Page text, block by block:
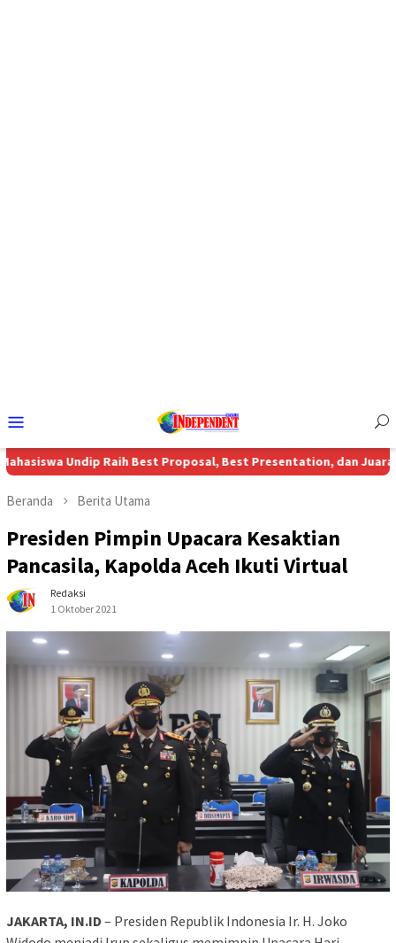
Mobile
Undip Raih Best Proposal, Best Presentation, dan Juara 3 Nasional
Beranda Berita Utama
Presiden Pimpin Upacara Kesaktian
Pancasila, Kapolda Aceh Ikuti Virtual
Redaksi
1 Oktober 2021
JAKARTA, IN.ID – Presiden Republik Indonesia Ir. H. Joko